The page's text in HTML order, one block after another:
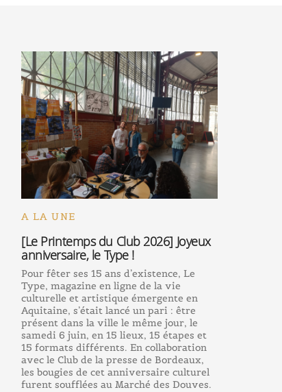
A LA UNE
[Le Printemps du Club 2026] Joyeux
anniversaire, le Type !
Pour fêter ses 15 ans d’existence, Le
Type, magazine en ligne de la vie
culturelle et artistique émergente en
Aquitaine, s’était lancé un pari : être
présent dans la ville le même jour, le
samedi 6 juin, en 15 lieux, 15 étapes et
15 formats différents. En collaboration
avec le Club de la presse de Bordeaux,
les bougies de cet anniversaire culturel
furent soufflées au Marché des Douves.